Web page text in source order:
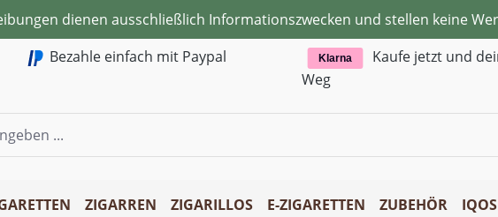
dienen ausschließlich Informationszwecken und stellen keine
Bezahle einfach mit Paypal Klarna
Kaufe jetzt und
Weg
ZIGARREN ZIGARILLOS E-ZIGARETTEN ZUBEHÖR IQOS